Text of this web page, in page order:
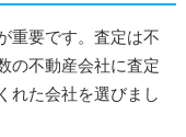
重要です。査定は不
の不動産会社に査定
れた会社を選びまし